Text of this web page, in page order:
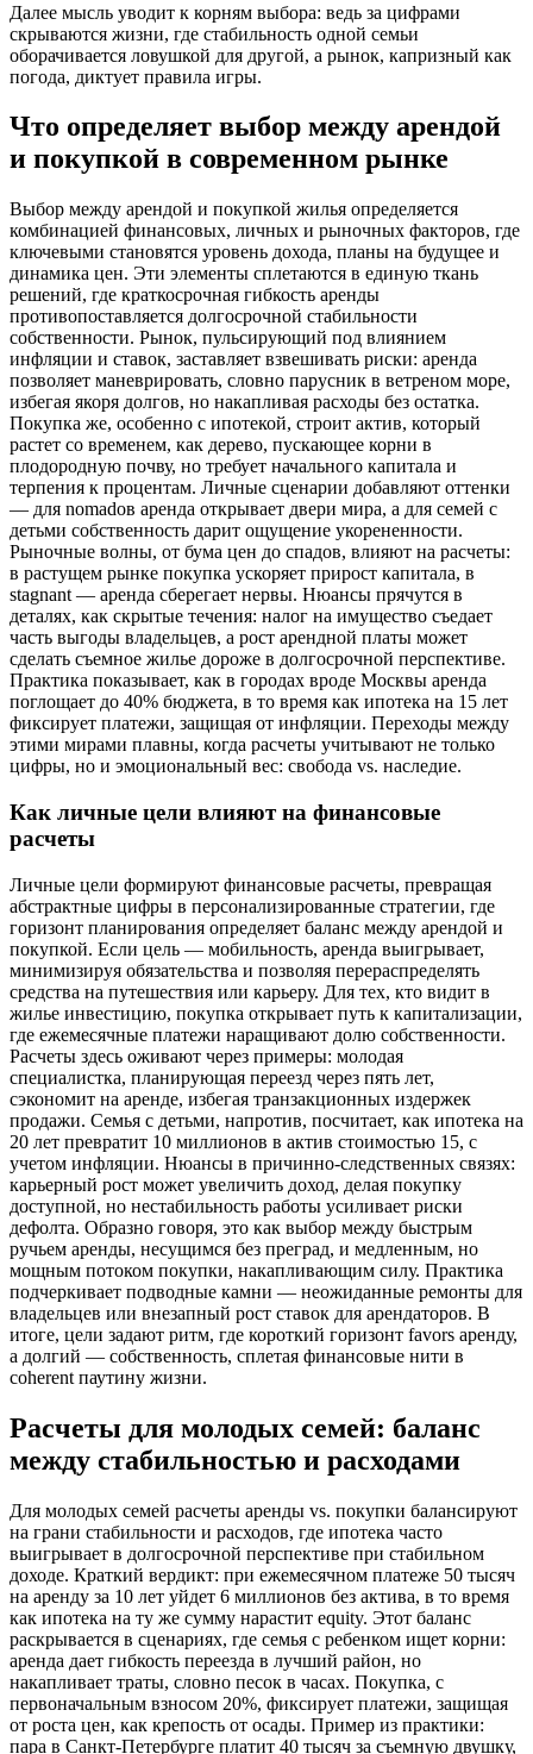
Далее мысль уводит к корням выбора: ведь за цифрами
скрываются жизни, где стабильность одной семьи
оборачивается ловушкой для другой, а рынок, капризный как
погода, диктует правила игры.
Что определяет выбор между арендой
и покупкой в современном рынке
Выбор между арендой и покупкой жилья определяется
комбинацией финансовых, личных и рыночных факторов, где
ключевыми становятся уровень дохода, планы на будущее и
динамика цен. Эти элементы сплетаются в единую ткань
решений, где краткосрочная гибкость аренды
противопоставляется долгосрочной стабильности
собственности. Рынок, пульсирующий под влиянием
инфляции и ставок, заставляет взвешивать риски: аренда
позволяет маневрировать, словно парусник в ветреном море,
избегая якоря долгов, но накапливая расходы без остатка.
Покупка же, особенно с ипотекой, строит актив, который
растет со временем, как дерево, пускающее корни в
плодородную почву, но требует начального капитала и
терпения к процентам. Личные сценарии добавляют оттенки
— для nomadов аренда открывает двери мира, а для семей с
детьми собственность дарит ощущение укорененности.
Рыночные волны, от бума цен до спадов, влияют на расчеты:
в растущем рынке покупка ускоряет прирост капитала, в
stagnant — аренда сберегает нервы. Нюансы прячутся в
деталях, как скрытые течения: налог на имущество съедает
часть выгоды владельцев, а рост арендной платы может
сделать съемное жилье дороже в долгосрочной перспективе.
Практика показывает, как в городах вроде Москвы аренда
поглощает до 40% бюджета, в то время как ипотека на 15 лет
фиксирует платежи, защищая от инфляции. Переходы между
этими мирами плавны, когда расчеты учитывают не только
цифры, но и эмоциональный вес: свобода vs. наследие.
Как личные цели влияют на финансовые
расчеты
Личные цели формируют финансовые расчеты, превращая
абстрактные цифры в персонализированные стратегии, где
горизонт планирования определяет баланс между арендой и
покупкой. Если цель — мобильность, аренда выигрывает,
минимизируя обязательства и позволяя перераспределять
средства на путешествия или карьеру. Для тех, кто видит в
жилье инвестицию, покупка открывает путь к капитализации,
где ежемесячные платежи наращивают долю собственности.
Расчеты здесь оживают через примеры: молодая
специалистка, планирующая переезд через пять лет,
сэкономит на аренде, избегая транзакционных издержек
продажи. Семья с детьми, напротив, посчитает, как ипотека на
20 лет превратит 10 миллионов в актив стоимостью 15, с
учетом инфляции. Нюансы в причинно-следственных связях:
карьерный рост может увеличить доход, делая покупку
доступной, но нестабильность работы усиливает риски
дефолта. Образно говоря, это как выбор между быстрым
ручьем аренды, несущимся без преград, и медленным, но
мощным потоком покупки, накапливающим силу. Практика
подчеркивает подводные камни — неожиданные ремонты для
владельцев или внезапный рост ставок для арендаторов. В
итоге, цели задают ритм, где короткий горизонт favors аренду,
а долгий — собственность, сплетая финансовые нити в
coherent паутину жизни.
Расчеты для молодых семей: баланс
между стабильностью и расходами
Для молодых семей расчеты аренды vs. покупки балансируют
на грани стабильности и расходов, где ипотека часто
выигрывает в долгосрочной перспективе при стабильном
доходе. Краткий вердикт: при ежемесячном платеже 50 тысяч
на аренду за 10 лет уйдет 6 миллионов без актива, в то время
как ипотека на ту же сумму нарастит equity. Этот баланс
раскрывается в сценариях, где семья с ребенком ищет корни:
аренда дает гибкость переезда в лучший район, но
накапливает траты, словно песок в часах. Покупка, с
первоначальным взносом 20%, фиксирует платежи, защищая
от роста цен, как крепость от осады. Пример из практики:
пара в Санкт-Петербурге платит 40 тысяч за съемную двушку,